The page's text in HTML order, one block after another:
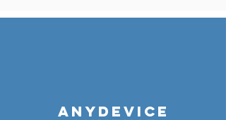
ANYDEVICE